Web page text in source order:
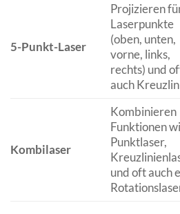
5-Punkt-Laser
Projizieren
Laserpunkte
(oben, unten,
vorne, links,
rechts) und
auch
Kombilaser
Kombinieren
Funktionen
Punktlaser,
und oft auch